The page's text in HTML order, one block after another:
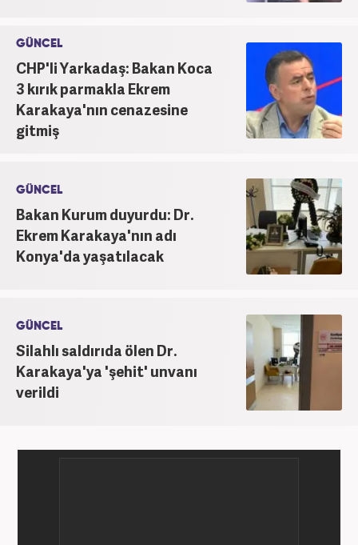
GÜNCEL
CHP'li Yarkadaş: Bakan Koca
3 kırık parmakla Ekrem
Karakaya'nın cenazesine
gitmiş
GÜNCEL
Bakan Kurum duyurdu: Dr.
Ekrem Karakaya'nın adı
Konya'da yaşatılacak
GÜNCEL
Silahlı saldırıda ölen Dr.
Karakaya'ya 'şehit' unvanı
verildi